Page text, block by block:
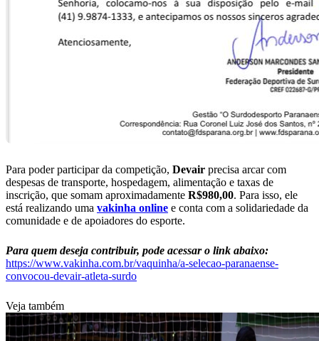
Para poder participar da competição, Devair precisa arcar com
despesas de transporte, hospedagem, alimentação e taxas de
inscrição, que somam aproximadamente R$980,00. Para isso, ele
está realizando uma vakinha online e conta com a solidariedade da
comunidade e de apoiadores do esporte.
Para quem deseja contribuir, pode acessar o link abaixo:
https://www.vakinha.com.br/vaquinha/a-selecao-paranaense-
convocou-devair-atleta-surdo
Veja também